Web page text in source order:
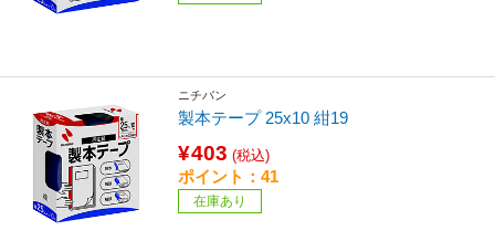
ニチバン
製本テープ 25x10 紺19
¥403 (税込)
ポイント：41
在庫あり